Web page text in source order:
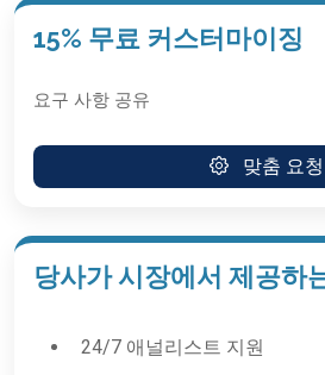
15% 무료 커스터마이징
요구 사항 공유
맞춤 요청
당사가 시장에서 제공하
24/7 애널리스트 지원